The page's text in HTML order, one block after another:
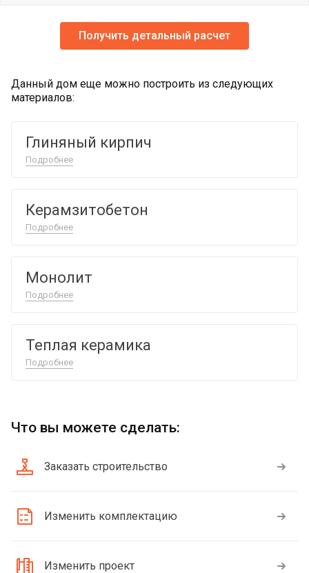
Получить детальный расчет
Данный дом еще можно построить из следующих
материалов:
Глиняный кирпич
Подробнее
Керамзитобетон
Подробнее
Монолит
Подробнее
Теплая керамика
Подробнее
Что вы можете сделать:
Заказать строительство
Изменить комплектацию
Изменить проект